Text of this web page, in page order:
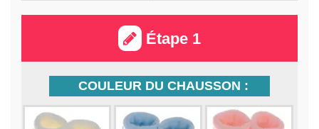
Étape 1
COULEUR DU CHAUSSON :